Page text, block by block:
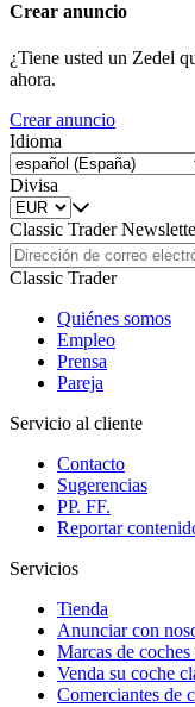
Crear anuncio
¿Tiene usted un Zedel
ahora.
Crear anuncio
Idioma
Divisa
Classic Trader
Classic Trader
Quiénes somos
Empleo
Prensa
Pareja
Servicio al cliente
Contacto
Sugerencias
PP. FF.
Reportar
Servicios
Tienda
Anunciar con
Marcas de coches
Venda su coche
Comerciantes de